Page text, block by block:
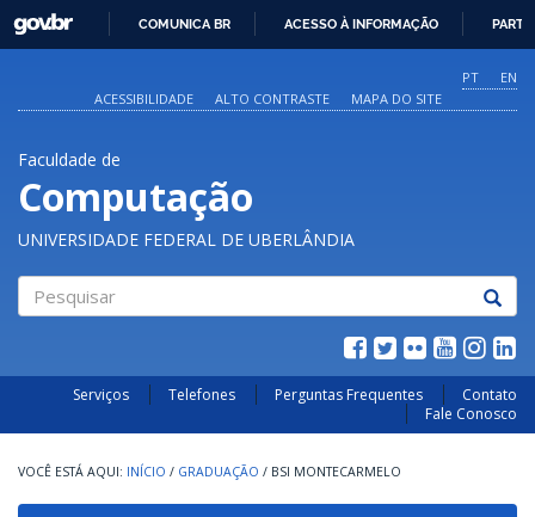
O
CONTEÚDO
GOVBR
COMUNICA BR ACESSO À INFORMAÇÃO
PT
EN
ACESSIBILIDADE
ALTO CONTRASTE MAPA DO SITE
Faculdade de
Computação
UNIVERSIDADE FEDERAL DE UBERLÂNDIA
Serviços Telefones Perguntas Frequentes
Contato
Fale Conosco
INÍCIO / GRADUAÇÃO / BSI MONTECARMELO